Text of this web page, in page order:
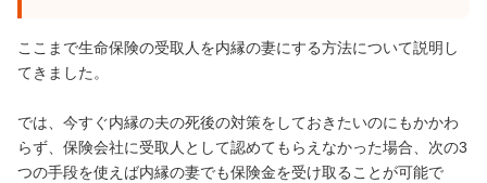
ここまで生命保険の受取人を内縁の妻にする方法について説明し
てきました。
では、今すぐ内縁の夫の死後の対策をしておきたいのにもかかわ
らず、保険会社に受取人として認めてもらえなかった場合、次の3
つの手段を使えば内縁の妻でも保険金を受け取ることが可能で